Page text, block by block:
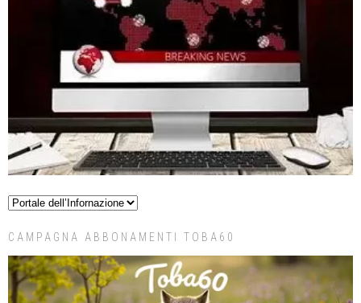
CAMPAGNA ABBONAMENTI TOBA60